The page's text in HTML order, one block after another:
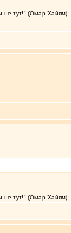
не тут!" (Омар Хайям)
не тут!" (Омар Хайям)